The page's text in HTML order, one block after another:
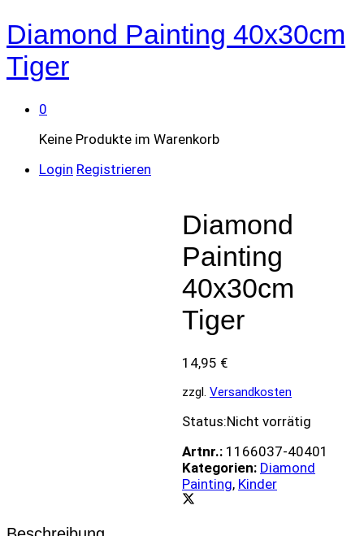
Diamond Painting 40x30cm
Tiger
0
Keine Produkte im Warenkorb
Login Registrieren
Diamond
Painting
40x30cm
Tiger
14,95 €
zzgl. Versandkosten
Status:Nicht vorrätig
Artnr.: 1166037-40401
Kategorien: Diamond
Painting, Kinder